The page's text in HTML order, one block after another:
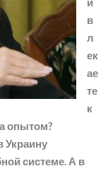
в
л
ек
ае
те
к
опытом?
Украину
системе. А в